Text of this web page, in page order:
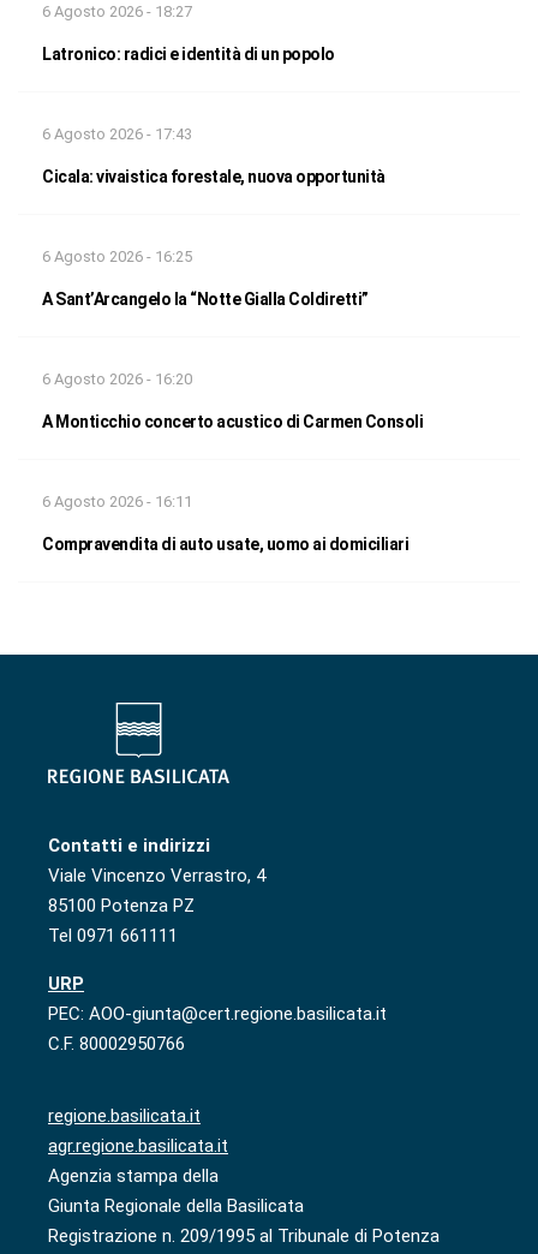
6 Agosto 2026 - 18:27
Latronico: radici e identità di un popolo
6 Agosto 2026 - 17:43
Cicala: vivaistica forestale, nuova opportunità
6 Agosto 2026 - 16:25
A Sant’Arcangelo la “Notte Gialla Coldiretti”
6 Agosto 2026 - 16:20
A Monticchio concerto acustico di Carmen Consoli
6 Agosto 2026 - 16:11
Compravendita di auto usate, uomo ai domiciliari
Contatti e indirizzi
Viale Vincenzo Verrastro, 4
85100 Potenza PZ
Tel 0971 661111
URP
PEC: AOO-giunta@cert.regione.basilicata.it
C.F. 80002950766
regione.basilicata.it
agr.regione.basilicata.it
Agenzia stampa della
Giunta Regionale della Basilicata
Registrazione n. 209/1995 al Tribunale di Potenza